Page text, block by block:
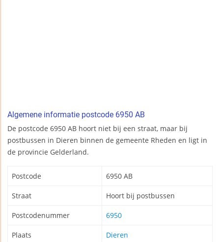
Algemene informatie postcode 6950 AB
De postcode 6950 AB hoort niet bij een straat, maar bij
postbussen in Dieren binnen de gemeente Rheden en ligt in
de provincie Gelderland.
Postcode 6950 AB
Straat Hoort bij postbussen
Postcodenummer 6950
Plaats Dieren